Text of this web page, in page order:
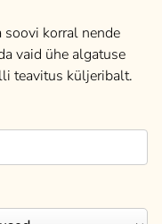
korral nende
vaid ühe algatuse
teavitus küljeribalt.